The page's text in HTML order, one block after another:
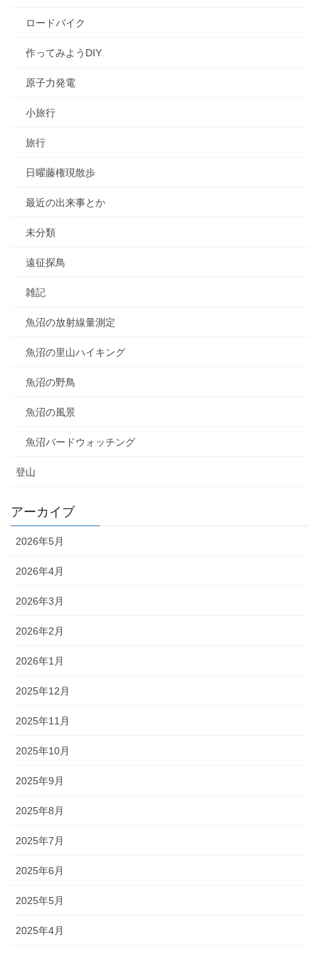
ロードバイク
作ってみようDIY
原子力発電
小旅行
旅行
日曜藤権現散歩
最近の出来事とか
未分類
遠征探鳥
雑記
魚沼の放射線量測定
魚沼の里山ハイキング
魚沼の野鳥
魚沼の風景
魚沼バードウォッチング
登山
アーカイブ
2026年5月
2026年4月
2026年3月
2026年2月
2026年1月
2025年12月
2025年11月
2025年10月
2025年9月
2025年8月
2025年7月
2025年6月
2025年5月
2025年4月